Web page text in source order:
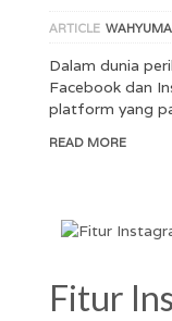
ARTICLE
Dalam dunia
Facebook dan
platform yang
READ MORE
Fitur